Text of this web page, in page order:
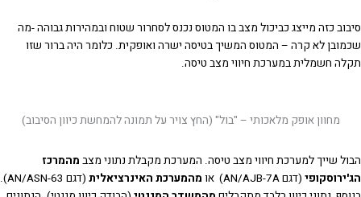
סיבוב כזה מייצג כביכול מצב בו המטוס נכנס לסחרור שטוח ובמהירות גבוהה -מה
שכמובן לא קרה – המטוס המשיך בטיסה ישרה ואופקית. כלומר היה ברור שזו
תקלה חשמלית במערכת חיווי מצב טיסה.
מחוון אופק מלאכותי – "בול" (החץ צויר על תמונה להמחשת כיוון הסיבוב)
הבול שייך למערכת חיווי מצב טיסה. המערכת מקבלת נתוני מצב מהמרכז
הג'ירוסקופי (דגם AN/AJB-7A) או מהמערכת האינרציאלית
(דגם AN/ASN-63).